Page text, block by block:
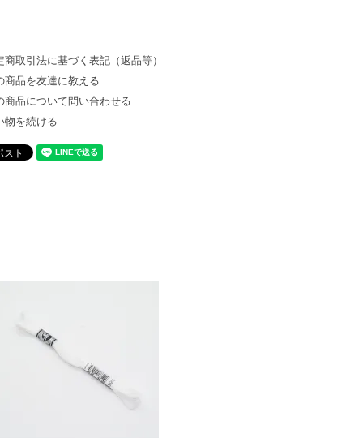
商取引法に基づく表記（返品等）
商品を友達に教える
商品について問い合わせる
物を続ける